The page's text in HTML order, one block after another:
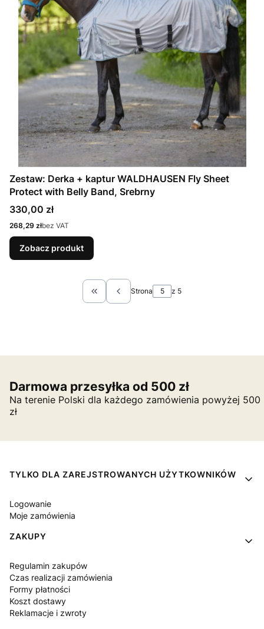
Zestaw: Derka + kaptur WALDHAUSEN Fly Sheet
Protect with Belly Band, Srebrny
Cena
330,00 zł
Cena
268,29 złbez VAT
Zobacz produkt
Wróć do pierwszej strony z produktami
Strona z 5
Darmowa przesyłka od 500 zł
Na terenie Polski dla każdego zamówienia powyżej 500
zł
Linki w stopce
TYLKO DLA ZAREJSTROWANYCH UŻYTKOWNIKÓW
Logowanie
Moje zamówienia
ZAKUPY
Regulamin zakupów
Czas realizacji zamówienia
Formy płatności
Koszt dostawy
Reklamacje i zwroty